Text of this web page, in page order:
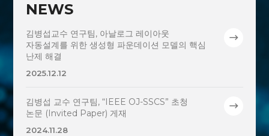
NEWS
김병섭교수 연구팀, 아날로그 레이아웃
자동설계를 위한 생성형 파운데이션 모델의 핵심
난제 해결
2025.12.12
김병섭 교수 연구팀, “IEEE OJ-SSCS” 초청
논문 (Invited Paper) 게재
2024.11.28